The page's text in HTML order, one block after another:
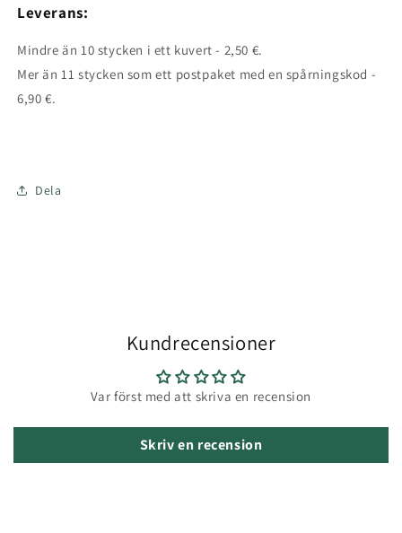
Leverans:
Mindre än 10 stycken i ett kuvert - 2,50 €.
Mer än 11 ​​stycken som ett postpaket med en spårningskod -
6,90 €.
Dela
Kundrecensioner
Var först med att skriva en recension
Skriv en recension